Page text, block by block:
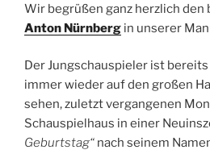
Wir begrüßen ganz herzlich den
Anton Nürnberg in unserer
Der Jungschauspieler ist
immer wieder auf den großen
sehen, zuletzt vergangenen
Schauspielhaus in einer
Geburtstag“ nach seinem